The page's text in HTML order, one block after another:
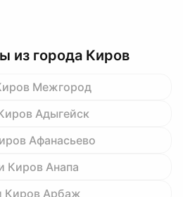
из города Киров
Межгород
Адыгейск
Афанасьево
Киров Анапа
Киров Арбаж